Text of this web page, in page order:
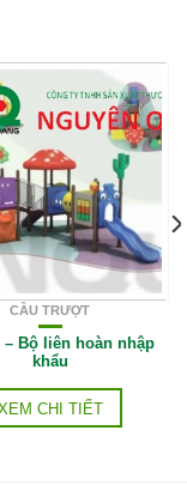
CẦU TRƯỢT
– Bộ liên hoàn nhập
khẩu
CHI TIẾT